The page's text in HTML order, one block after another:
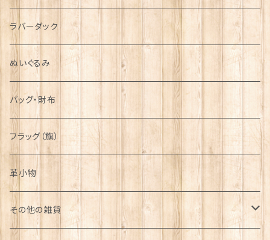
シンボル
ラバーダック
ぬいぐるみ
バッグ・財布
フラッグ（旗）
革小物
その他の雑貨